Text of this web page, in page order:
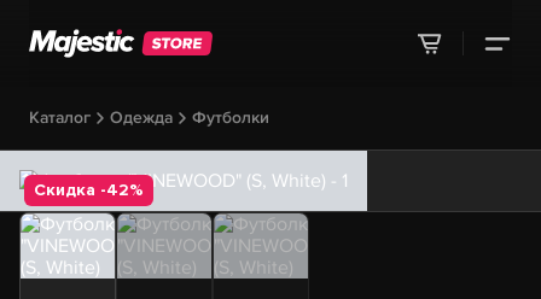
Каталог Одежда Футболки
Скидка -42%